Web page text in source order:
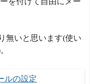
無いと思います(使い
ルの設定